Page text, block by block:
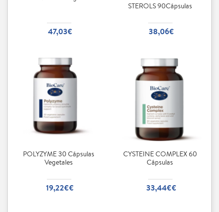
47,03€
STEROLS 90Cápsulas
38,06€
POLYZYME 30 Cápsulas
Vegetales
19,22€€
CYSTEINE COMPLEX 60
Cápsulas
33,44€€